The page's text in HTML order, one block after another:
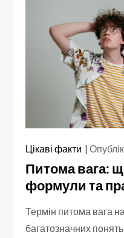
Цікаві факти
Питома вага:
формули та
Термін питома вага
багатозначних